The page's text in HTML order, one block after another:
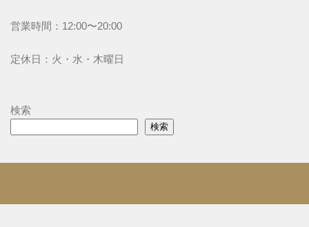
営業時間：12:00〜20:00
定休日：火・水・木曜日
検索
検索